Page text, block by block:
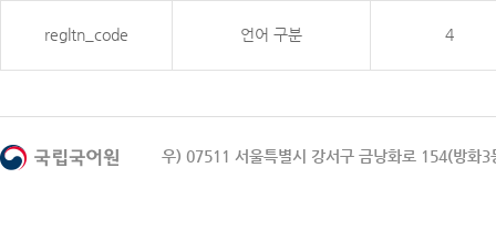
regltn_code 언어 구분 4
우) 07511 서울특별시 강서구 금낭화로 154(방화3